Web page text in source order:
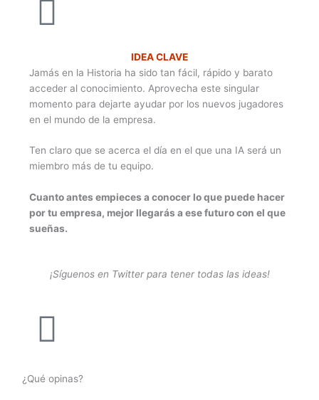
IDEA CLAVE
Jamás en la Historia ha sido tan fácil, rápido y barato
acceder al conocimiento. Aprovecha este singular
momento para dejarte ayudar por los nuevos jugadores
en el mundo de la empresa.
Ten claro que se acerca el día en el que una IA será un
miembro más de tu equipo.
Cuanto antes empieces a conocer lo que puede hacer
por tu empresa, mejor llegarás a ese futuro con el que
sueñas.
¡Síguenos en Twitter para tener todas las ideas!
¿Qué opinas?